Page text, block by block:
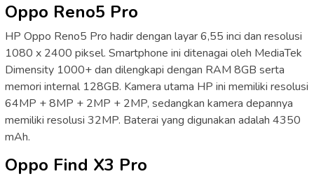
Oppo Reno5 Pro
HP Oppo Reno5 Pro hadir dengan layar 6,55 inci dan resolusi
1080 x 2400 piksel. Smartphone ini ditenagai oleh MediaTek
Dimensity 1000+ dan dilengkapi dengan RAM 8GB serta
memori internal 128GB. Kamera utama HP ini memiliki resolusi
64MP + 8MP + 2MP + 2MP, sedangkan kamera depannya
memiliki resolusi 32MP. Baterai yang digunakan adalah 4350
mAh.
Oppo Find X3 Pro